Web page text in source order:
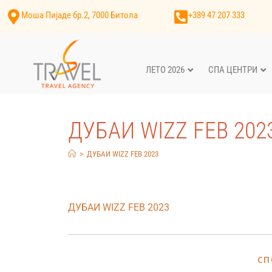
Моша Пијаде бр.2, 7000 Битола +389 47 207 333
ЛЕТО 2026 СПА ЦЕНТРИ
ДУБАИ WIZZ FEB
> ДУБАИ WIZZ FEB 2023
ДУБАИ WIZZ FEB 2023